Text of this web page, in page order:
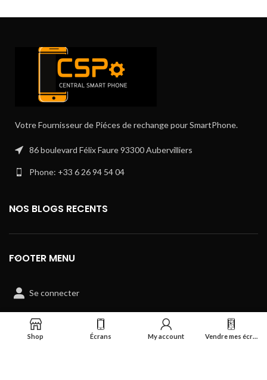
Votre Fournisseur de Piéces de rechange pour SmartPhone.
86 boulevard Félix Faure 93300 Aubervilliers
Phone: +33 6 26 94 54 04
NOS BLOGS RECENTS
FOOTER MENU
Se connecter
Shop Écrans My account Vendre mes écrans